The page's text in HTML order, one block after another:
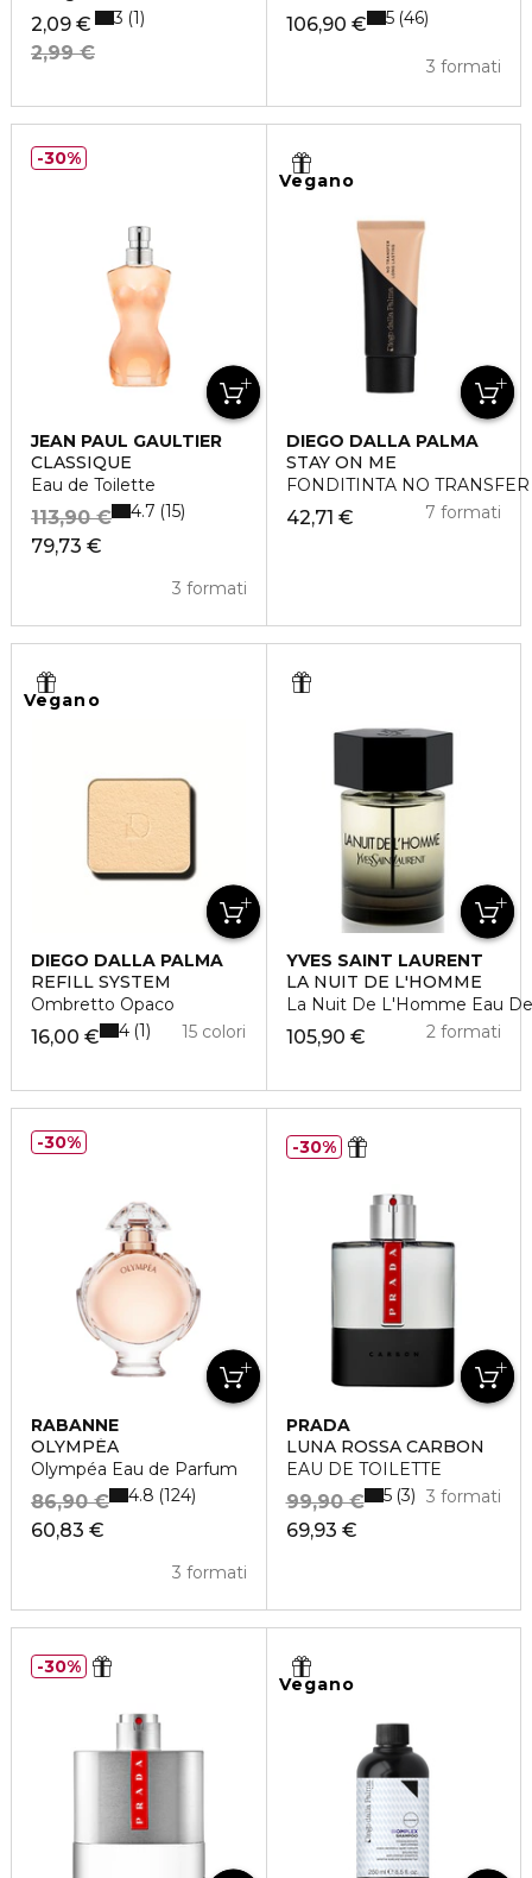
2,09 €
2,99 €
3 1 106,90 €
3 formati
5 46
JEAN PAUL GAULTIER
CLASSIQUE
Eau de Toilette
79,73 €
113,90 €
3 formati
4.7 15
30%
Vegano
DIEGO DALLA PALMA
STAY ON ME
FONDITINTA NO
42,71 € 7 formati
Vegano
DIEGO DALLA PALMA
REFILL SYSTEM
Ombretto Opaco
16,00 € 15 colori
4 1
YVES SAINT LAURENT
LA NUIT DE L'HOMME
La Nuit De L'Homme Eau
105,90 € 2 formati
RABANNE
OLYMPÉA
Olympéa Eau de Parfum
60,83 €
86,90 €
3 formati
4.8 124
30%
PRADA
LUNA ROSSA CARBON
EAU DE TOILETTE
69,93 €
99,90 € 3 formati
5 3
30%
30%
Vegano